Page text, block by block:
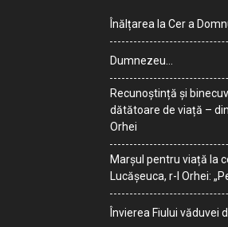
Înălțarea la Cer a
Dumnezeu…
Recunoștință și
dătătoare de viață –
Orhei
Marșul pentru viață la
Lucășeuca, r-l Orhei:
Învierea Fiului văduvei